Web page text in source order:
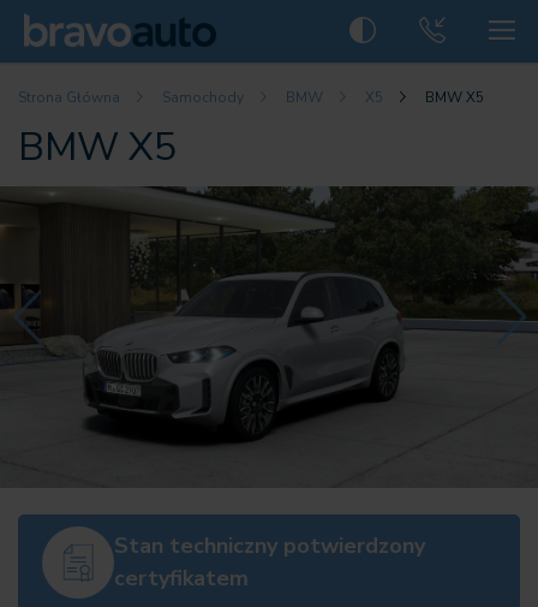
Strona Główna Samochody BMW X5 BMW X5
BMW X5
Stan techniczny potwierdzony
certyfikatem